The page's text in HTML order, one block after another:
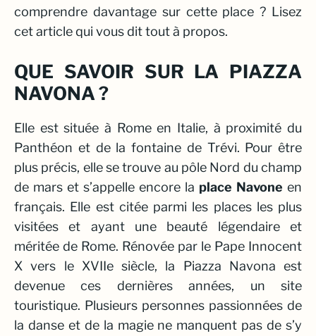
comprendre davantage sur cette place ? Lisez
cet article qui vous dit tout à propos.
QUE SAVOIR SUR LA PIAZZA
NAVONA ?
Elle est située à Rome en Italie, à proximité du
Panthéon et de la fontaine de Trévi. Pour être
plus précis, elle se trouve au pôle Nord du champ
de mars et s’appelle encore la place Navone en
français. Elle est citée parmi les places les plus
visitées et ayant une beauté légendaire et
méritée de Rome. Rénovée par le Pape Innocent
X vers le XVIIe siècle, la Piazza Navona est
devenue ces dernières années, un site
touristique. Plusieurs personnes passionnées de
la danse et de la magie ne manquent pas de s’y